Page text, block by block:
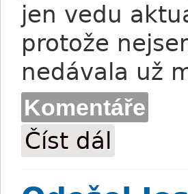
jen vedu
protože
nedávala už
Komentáře
Číst dál